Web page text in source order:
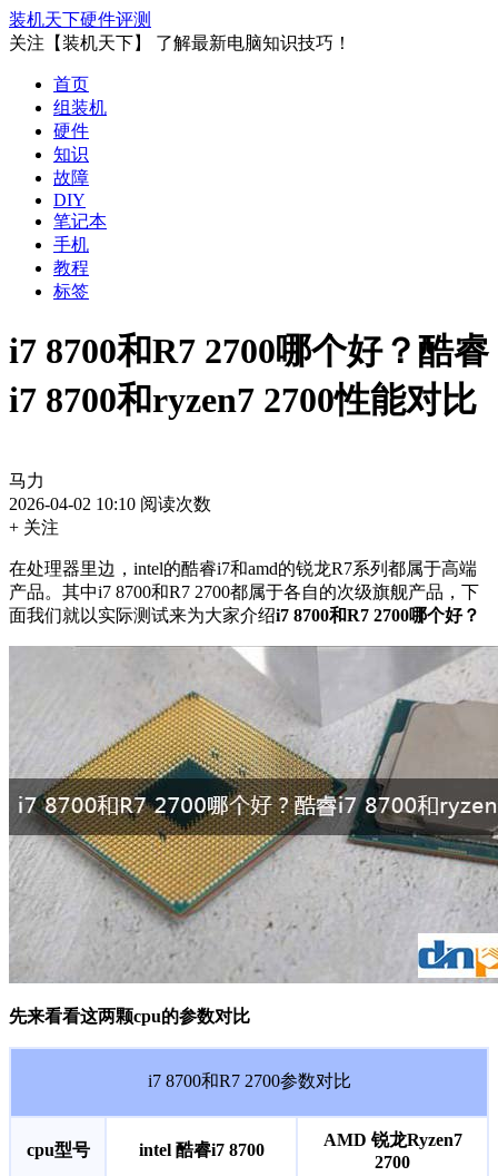
装机天下硬件评测
关注【装机天下】 了解最新电脑知识技巧！
首页
组装机
硬件
知识
故障
DIY
笔记本
手机
教程
标签
i7 8700和R7 2700哪个好？酷睿
i7 8700和ryzen7 2700性能对比
马力
2026-04-02 10:10 阅读次数
+ 关注
在处理器里边，intel的酷睿i7和amd的锐龙R7系列都属于高端
产品。其中i7 8700和R7 2700都属于各自的次级旗舰产品，下
面我们就以实际测试来为大家介绍i7 8700和R7 2700哪个好？
先来看看这两颗cpu的参数对比
i7 8700和R7 2700参数对比
cpu型号 intel 酷睿i7 8700
AMD 锐龙Ryzen7
2700